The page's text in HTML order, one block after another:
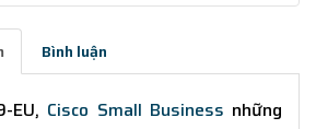
Bình luận
EU, Cisco Small Business những